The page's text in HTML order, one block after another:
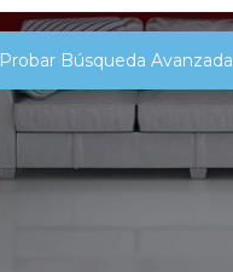
Probar Búsqueda Avanzada